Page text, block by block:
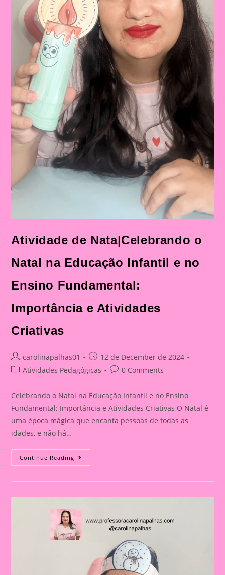
Atividade de Nata|Celebrando o
Natal na Educação Infantil e no
Ensino Fundamental:
Importância e Atividades
Criativas
Post
author:
carolinapalhas01
Post
published:
12 de December de 2024
PostAtividades Pedagógicas
Post0 Comments
Celebrando o Natal na Educação Infantil e no Ensino
Fundamental: Importância e Atividades Criativas O Natal é
uma época mágica que encanta pessoas de todas as
idades, e não há…
Continue Reading Atividade
De
Educação
Ensino
Fundamental:
Importância
Atividades
Criativas